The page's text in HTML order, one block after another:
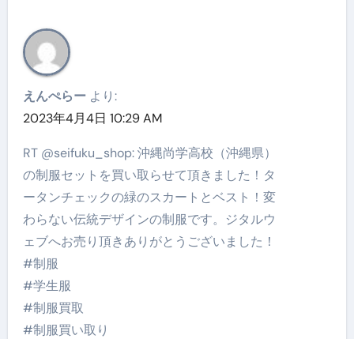
えんぺらー より:
2023年4月4日 10:29 AM
RT @seifuku_shop: 沖縄尚学高校（沖縄県）
の制服セットを買い取らせて頂きました！タ
ータンチェックの緑のスカートとベスト！変
わらない伝統デザインの制服です。ジタルウ
ェブへお売り頂きありがとうございました！
#制服
#学生服
#制服買取
#制服買い取り